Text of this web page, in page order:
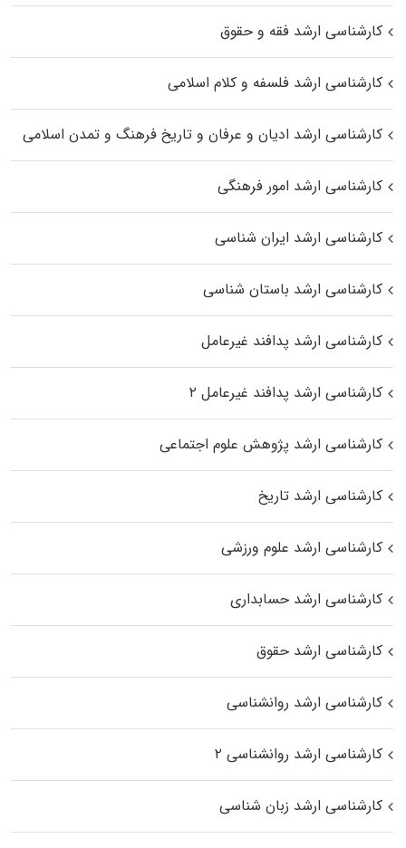
کارشناسی ارشد فقه و حقوق
کارشناسی ارشد فلسفه و کلام اسلامی
کارشناسی ارشد ادیان و عرفان و تاریخ فرهنگ و تمدن اسلامی
کارشناسی ارشد امور فرهنگی
کارشناسی ارشد ایران شناسی
کارشناسی ارشد باستان شناسی
کارشناسی ارشد پدافند غیرعامل
کارشناسی ارشد پدافند غیرعامل ۲
کارشناسی ارشد پژوهش علوم اجتماعی
کارشناسی ارشد تاریخ
کارشناسی ارشد علوم ورزشی
کارشناسی ارشد حسابداری
کارشناسی ارشد حقوق
کارشناسی ارشد روانشناسی
کارشناسی ارشد روانشناسی ۲
کارشناسی ارشد زبان شناسی